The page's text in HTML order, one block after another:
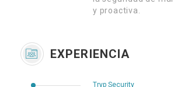
y proactiva.
EXPERIENCIA
Tryp Security